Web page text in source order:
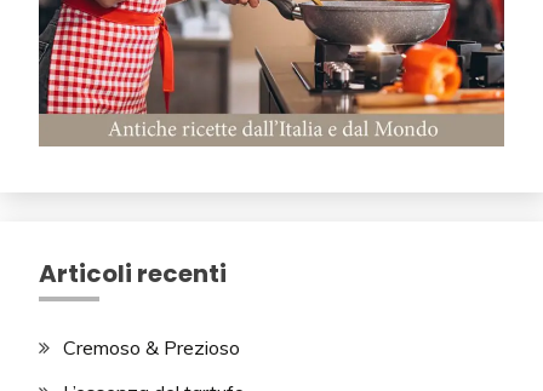
Articoli recenti
Cremoso & Prezioso